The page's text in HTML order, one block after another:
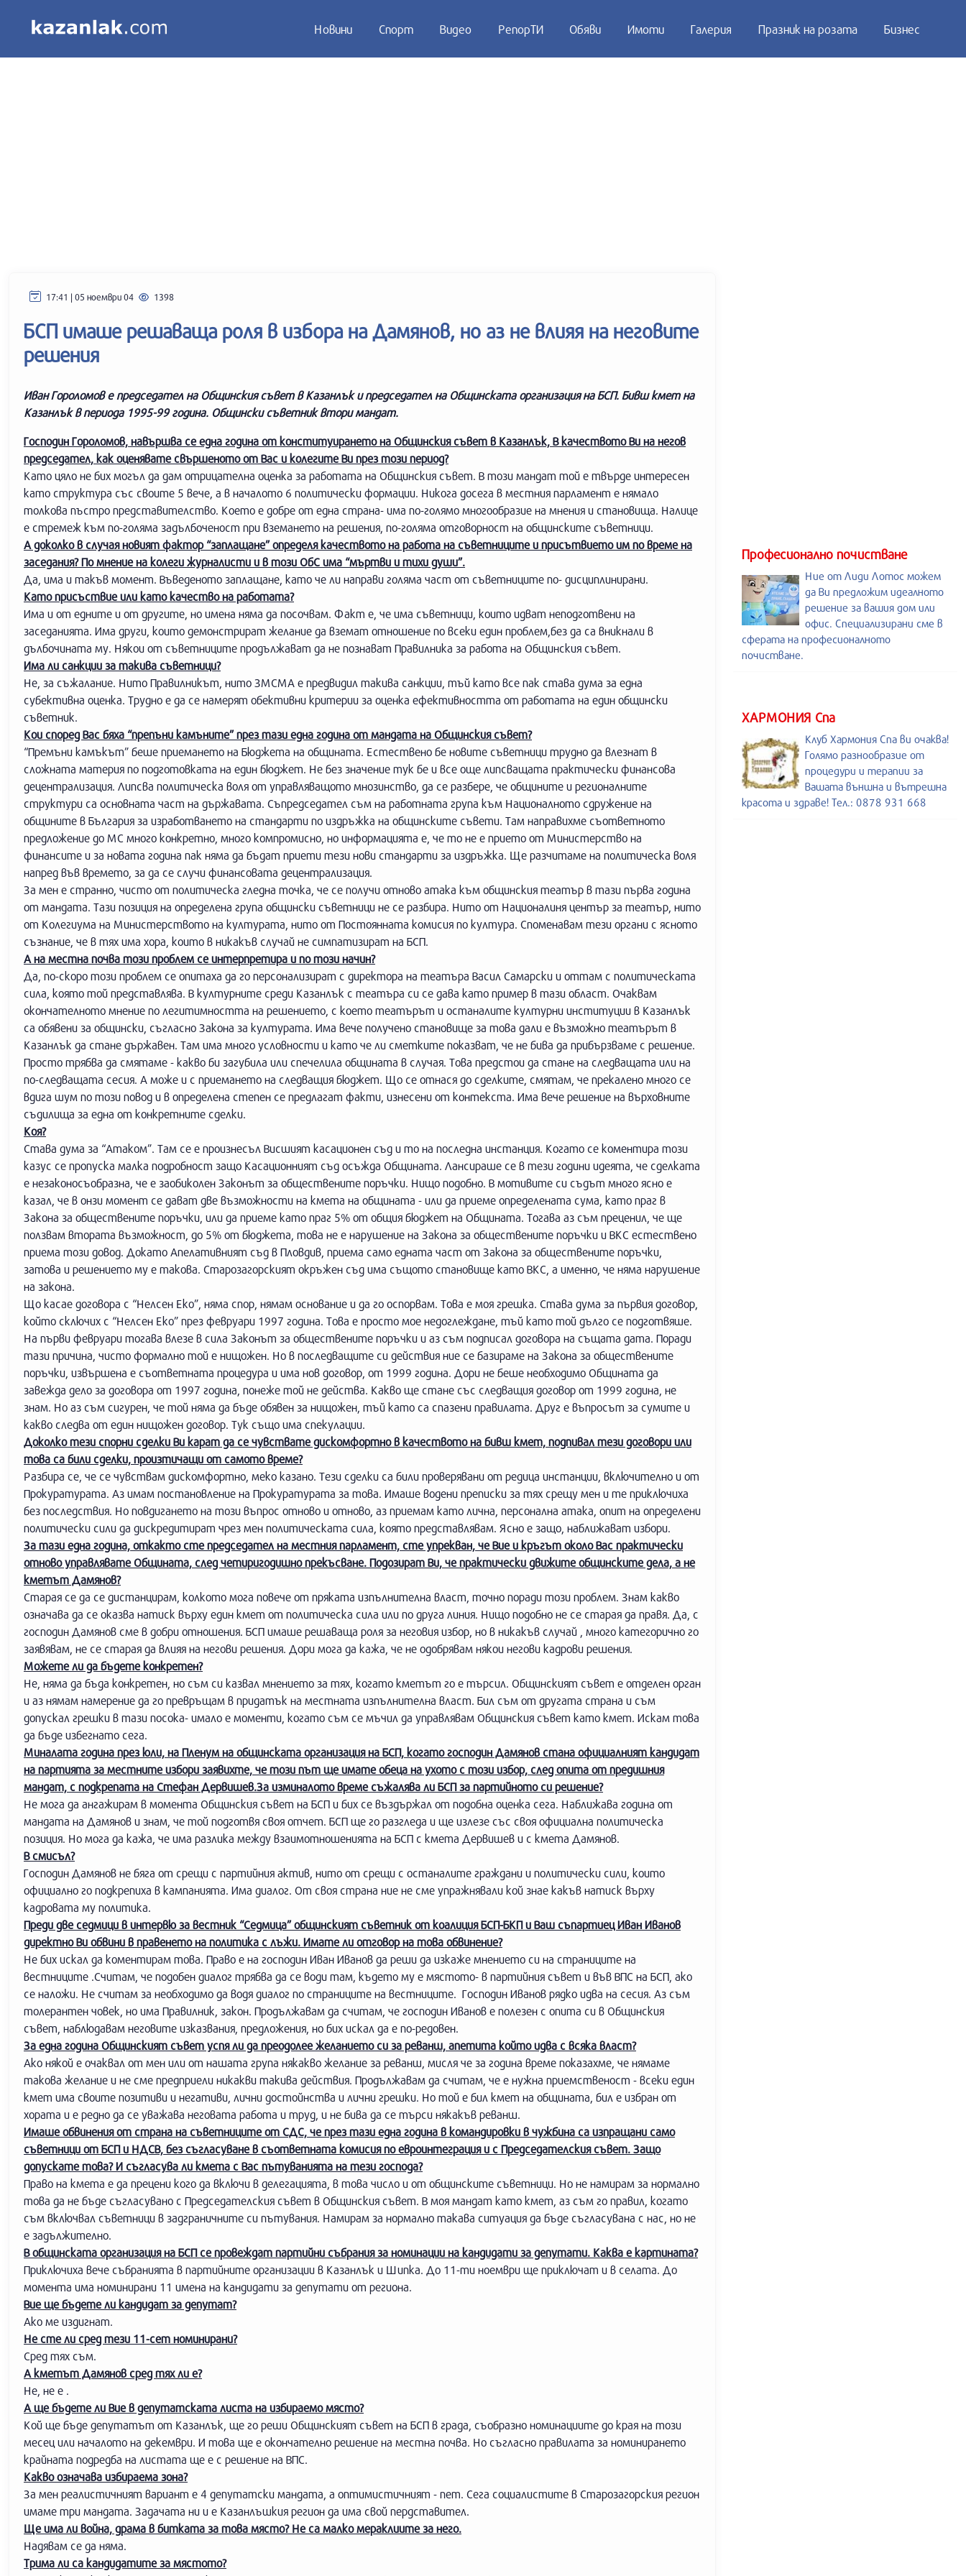
Новини Спорт Видео РепорТИ Обяви Имоти Галерия Празник на розата Бизнес
17:41 | 05 ноември 04 1398
БСП имаше решаваща роля в избора на Дамянов, но аз не влияя на неговите
решения
Иван Гороломов e председател на Общинския съвет в Казанлък и председател на Общинската организация на БСП. Бивш кмет на
Казанлък в периода 1995-99 година. Общински съветник втори мандат.
Господин Гороломов, навършва се една година от конституирането на Общинския съвет в Казанлък, В качеството Ви на негов
председател, как оценявате свършеното от Вас и колегите Ви през този период?
Като цяло не бих могъл да дам отрицателна оценка за работата на Общинския съвет. В този мандат той е твърде интересен
като структура със своите 5 вече, а в началото 6 политически формации. Никога досега в местния парламент е нямало
толкова пъстро представителство. Което е добре от една страна- има по-голямо многообразие на мнения и становища. Налице
е стремеж към по-голяма задълбоченост при вземането на решения, по-голяма отговорност на общинските съветници.
А доколко в случая новият фактор “заплащане” определя качеството на работа на съветниците и присътвието им по време на
заседания? По мнение на колеги журналисти и в този ОбС има “мъртви и тихи души”.
Да, има и такъв момент. Въведеното заплащане, като че ли направи голяма част от съветниците по- дисциплинирани.
Като присъствие или като качество на работата?
Има и от едните и от другите, но имена няма да посочвам. Факт е, че има съветници, които идват неподготвени на
заседанията. Има други, които демонстрират желание да вземат отношение по всеки един проблем,без да са вникнали в
дълбочината му. Някои от съветниците продължават да не познават Правилника за работа на Общинския съвет.
Има ли санкции за такива съветници?
Не, за съжалание. Нито Правилникът, нито ЗМСМА е предвидил такива санкции, тъй като все пак става дума за една
субективна оценка. Трудно е да се намерят обективни критерии за оценка ефективността от работата на един общински
съветник.
Кои според Вас бяха “препъни камъните” през тази една година от мандата на Общинския съвет?
“Премъни камъкът” беше приемането на Бюджета на общината. Естествено бе новите съветници трудно да влезнат в
сложната материя по подготовката на един бюджет. Не без значение тук бе и все още липсващата практически финансова
децентрализация. Липсва политическа воля от управляващото мнозинство, да се разбере, че общините и регионалните
структури са основната част на държавата. Съпредседател съм на работната група към Националното сдружение на
общините в България за изработването на стандарти по издръжка на общинските съвети. Там направихме съответното
предложение до МС много конкретно, много компромисно, но информацията е, че то не е прието от Министерство на
финансите и за новата година пак няма да бъдат приети тези нови стандарти за издръжка. Ще разчитаме на политическа воля
напред във времето, за да се случи финансовата децентрализация.
За мен е странно, чисто от политическа гледна точка, че се получи отново атака към общинския театър в тази първа година
от мандата. Тази позиция на определена група общински съветници не се разбира. Нито от Националиня център за театър, нито
от Колегиума на Министерството на културата, нито от Постоянната комисия по култура. Споменавам тези органи с ясното
съзнание, че в тях има хора, които в никакъв случай не симпатизират на БСП.
А на местна почва този проблем се интерпретира и по този начин?
Да, по-скоро този проблем се опитаха да го персонализират с директора на театъра Васил Самарски и оттам с политическата
сила, която той представлява. В културните среди Казанлък с театъра си се дава като пример в тази област. Очаквам
окончателното мнение по легитимността на решението, с което театърът и останалите културни институции в Казанлък
са обявени за общински, съгласно Закона за културата. Има вече получено становище за това дали е възможно театърът в
Казанлък да стане държавен. Там има много условности и като че ли сметките показват, че не бива да прибързваме с решение.
Просто трябва да смятаме - какво би загубила или спечелила общината в случая. Това предстои да стане на следващата или на
по-следващата сесия. А може и с приемането на следващия бюджет. Що се отнася до сделките, смятам, че прекалено много се
вдига шум по този повод и в определена степен се предлагат факти, изнесени от контекста. Има вече решение на върховните
съдилища за една от конкретните сделки.
Коя?
Става дума за “Атаком”. Там се е произнесъл Висшият касационен съд и то на последна инстанция. Когато се коментира този
казус се пропуска малка подробност защо Касационният съд осъжда Общината. Лансираше се в тези години идеята, че сделката
е незаконосъобразна, че е заобиколен Законът за обществените поръчки. Нищо подобно. В мотивите си съдът много ясно е
казал, че в онзи момент се дават две възможности на кмета на общината - или да приеме определената сума, като праг в
Закона за обществените поръчки, или да приеме като праг 5% от общия бюджет на Общината. Тогава аз съм преценил, че ще
ползвам втората възможност, до 5% от бюджета, това не е нарушение на Закона за обществените поръчки и ВКС естествено
приема този довод. Докато Апелативният съд в Пловдив, приема само едната част от Закона за обществените поръчки,
затова и решението му е такова. Старозагорският окръжен съд има същото становище като ВКС, а именно, че няма нарушение
на закона.
Що касае договора с “Нелсен Еко”, няма спор, нямам основание и да го оспорвам. Това е моя грешка. Става дума за първия договор,
който сключих с “Нелсен Еко” през февруари 1997 година. Това е просто мое недоглеждане, тъй като той дълго се подготвяше.
На първи февруари тогава влезе в сила Законът за обществените поръчки и аз съм подписал договора на същата дата. Поради
тази причина, чисто формално той е нищожен. Но в последващите си действия ние се базираме на Закона за обществените
поръчки, извършена е съответната процедура и има нов договор, от 1999 година. Дори не беше необходимо Общината да
завежда дело за договора от 1997 година, понеже той не действа. Какво ще стане със следващия договор от 1999 година, не
знам. Но аз съм сигурен, че той няма да бъде обявен за нищожен, тъй като са спазени правилата. Друг е въпросът за сумите и
какво следва от един нищожен договор. Тук също има спекулации.
Доколко тези спорни сделки Ви карат да се чувствате дискомфортно в качеството на бивш кмет, подпивал тези договори или
това са били сделки, произтичащи от самото време?
Разбира се, че се чувствам дискомфортно, меко казано. Тези сделки са били проверявани от редица инстанции, включително и от
Прокуратурата. Аз имам постановление на Прокуратурата за това. Имаше водени преписки за тях срещу мен и те приключиха
без последствия. Но повдигането на този въпрос отново и отново, аз приемам като лична, персонална атака, опит на определени
политически сили да дискредитират чрез мен политическата сила, която представлявам. Ясно е защо, наближават избори.
За тази една година, откакто сте председател на местния парламент, сте упрекван, че Вие и кръгът около Вас практически
отново управлявате Общината, след четиригодишно прекъсване. Подозират Ви, че практически движите общинските дела, а не
кметът Дамянов?
Старая се да се дистанцирам, колкото мога повече от пряката изпълнителна власт, точно поради този проблем. Знам какво
означава да се оказва натиск върху един кмет от политическа сила или по друга линия. Нищо подобно не се старая да правя. Да, с
господин Дамянов сме в добри отношения. БСП имаше решаваща роля за неговия избор, но в никакъв случай , много категорично го
заявявам, не се старая да влияя на негови решения. Дори мога да кажа, че не одобрявам някои негови кадрови решения.
Можете ли да бъдете конкретен?
Не, няма да бъда конкретен, но съм си казвал мнението за тях, когато кметът го е търсил. Общинският съвет е отделен орган
и аз нямам намерение да го превръщам в придатък на местната изпълнителна власт. Бил съм от другата страна и съм
допускал грешки в тази посока- имало е моменти, когато съм се мъчил да управлявам Общинския съвет като кмет. Искам това
да бъде избегнато сега.
Миналата година през юли, на Пленум на общинската организация на БСП, когато господин Дамянов стана официалният кандидат
на партията за местните избори заявихте, че този път ще имате обеца на ухото с този избор, след опита от предишния
мандат, с подкрепата на Стефан Дервишев.За изминалото време съжалява ли БСП за партийното си решение?
Не мога да ангажирам в момента Общинския съвет на БСП и бих се въздържал от подобна оценка сега. Наближава година от
мандата на Дамянов и знам, че той подготвя своя отчет. БСП ще го разгледа и ще излезе със своя официална политическа
позиция. Но мога да кажа, че има разлика между взаимотношенията на БСП с кмета Дервишев и с кмета Дамянов.
В смисъл?
Господин Дамянов не бяга от срещи с партийния актив, нито от срещи с останалите граждани и политически сили, които
официално го подкрепиха в кампанията. Има диалог. От своя страна ние не сме упражнявали кой знае какъв натиск върху
кадровата му политика.
Преди две седмици в интервю за вестник “Седмица” общинският съветник от коалиция БСП-БКП и Ваш съпартиец Иван Иванов
директно Ви обвини в правенето на политика с лъжи. Имате ли отговор на това обвинение?
Не бих искал да коментирам това. Право е на господин Иван Иванов да реши да изкаже мнението си на страниците на
вестниците .Считам, че подобен диалог трябва да се води там, където му е мястото- в партийния съвет и във ВПС на БСП, ако
се наложи. Не считам за необходимо да водя диалог по страниците на вестниците. Господин Иванов рядко идва на сесия. Аз съм
толерантен човек, но има Правилник, закон. Продължавам да считам, че господин Иванов е полезен с опита си в Общинския
съвет, наблюдавам неговите изказвания, предложения, но бих искал да е по-редовен.
За една година Общинският съвет успя ли да преодолее желанието си за реванш, апетита който идва с всяка власт?
Ако някой е очаквал от мен или от нашата група някакво желание за реванш, мисля че за година време показахме, че нямаме
такова желание и не сме предприели никакви такива действия. Продължавам да считам, че е нужна приемственост - всеки един
кмет има своите позитиви и негативи, лични достойнства и лични грешки. Но той е бил кмет на общината, бил е избран от
хората и е редно да се уважава неговата работа и труд, и не бива да се търси някакъв реванш.
Имаше обвинения от страна на съветниците от СДС, че през тази една година в командировки в чужбина са изпращани само
съветници от БСП и НДСВ, без съгласуване в съответната комисия по евроинтеграция и с Председателския съвет. Защо
допускате това? И съгласува ли кмета с Вас пътуванията на тези господа?
Право на кмета е да прецени кого да включи в делегацията, в това число и от общинските съветници. Но не намирам за нормално
това да не бъде съгласувано с Председателския съвет в Общинския съвет. В моя мандат като кмет, аз съм го правил, когато
съм включвал съветници в задграничните си пътувания. Намирам за нормално такава ситуация да бъде съгласувана с нас, но не
е задължително.
В общинската организация на БСП се провеждат партийни събрания за номинации на кандидати за депутати. Каква е картината?
Приключиха вече събранията в партийните организации в Казанлък и Шипка. До 11-ти ноември ще приключат и в селата. До
момента има номинирани 11 имена на кандидати за депутати от региона.
Вие ще бъдете ли кандидат за депутат?
Ако ме издигнат.
Не сте ли сред тези 11-сет номинирани?
Сред тях съм.
А кметът Дамянов сред тях ли е?
Не, не е .
А ще бъдете ли Вие в депутатската листа на избираемо място?
Кой ще бъде депутатът от Казанлък, ще го реши Общинският съвет на БСП в града, съобразно номинациите до края на този
месец или началото на декември. И това ще е окончателно решение на местна почва. Но съгласно правилата за номинирането
крайната подредба на листата ще е с решение на ВПС.
Какво означава избираема зона?
За мен реалистичният вариант е 4 депутатски мандата, а оптимистичният - пет. Сега социалистите в Старозагорския регион
имаме три мандата. Задачата ни и е Казанлъшкия регион да има свой пердставител.
Ще има ли война, драма в битката за това място? Не са малко мераклиите за него.
Надявам се да няма.
Трима ли са кандидатите за мястото?
Професионално почистване
Ние от Лиди Лотос можем
да Ви предложим идеалното
решение за вашия дом или
офис. Специализирани сме в
сферата на професионалното
почистване.
ХАРМОНИЯ Спа
Клуб Хармония Спа ви очаква!
Голямо разнообразие от
процедури и терапии за
Вашата външна и вътрешна
красота и здраве! Тел.: 0878 931 668